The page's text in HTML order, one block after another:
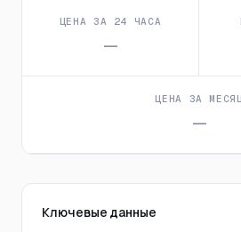
ЦЕНА ЗА 24 ЧАСА
—
ЦЕНА ЗА
—
Ключевые данные